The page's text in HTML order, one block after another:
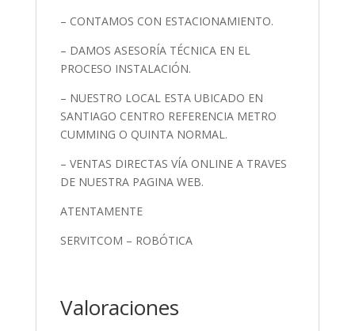
– CONTAMOS CON ESTACIONAMIENTO.
– DAMOS ASESORÍA TÉCNICA EN EL
PROCESO INSTALACIÓN.
– NUESTRO LOCAL ESTA UBICADO EN
SANTIAGO CENTRO REFERENCIA METRO
CUMMING O QUINTA NORMAL.
– VENTAS DIRECTAS VÍA ONLINE A TRAVES
DE NUESTRA PAGINA WEB.
ATENTAMENTE
SERVITCOM – ROBÓTICA
Valoraciones